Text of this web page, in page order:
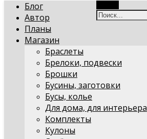
Блог
Автор
Планы
Магазин
Браслеты
Брелоки, подвески
Брошки
Бусины, заготовки
Бусы, колье
Для дома, для интерьера
Комплекты
Кулоны